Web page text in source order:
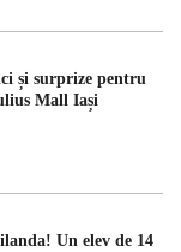
și surprize pentru
Mall Iași
Un elev de 14